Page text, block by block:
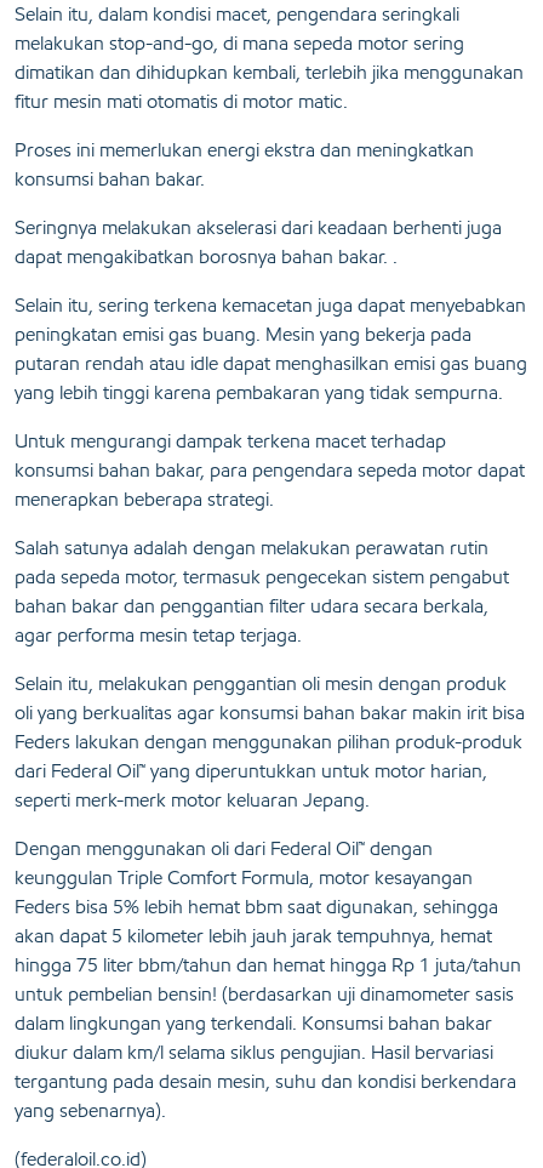
Selain itu, dalam kondisi macet, pengendara seringkali
melakukan stop-and-go, di mana sepeda motor sering
dimatikan dan dihidupkan kembali, terlebih jika menggunakan
fitur mesin mati otomatis di motor matic.
Proses ini memerlukan energi ekstra dan meningkatkan
konsumsi bahan bakar.
Seringnya melakukan akselerasi dari keadaan berhenti juga
dapat mengakibatkan borosnya bahan bakar. .
Selain itu, sering terkena kemacetan juga dapat menyebabkan
peningkatan emisi gas buang. Mesin yang bekerja pada
putaran rendah atau idle dapat menghasilkan emisi gas buang
yang lebih tinggi karena pembakaran yang tidak sempurna.
Untuk mengurangi dampak terkena macet terhadap
konsumsi bahan bakar, para pengendara sepeda motor dapat
menerapkan beberapa strategi.
Salah satunya adalah dengan melakukan perawatan rutin
pada sepeda motor, termasuk pengecekan sistem pengabut
bahan bakar dan penggantian filter udara secara berkala,
agar performa mesin tetap terjaga.
Selain itu, melakukan penggantian oli mesin dengan produk
oli yang berkualitas agar konsumsi bahan bakar makin irit bisa
Feders lakukan dengan menggunakan pilihan produk-produk
dari Federal Oil™ yang diperuntukkan untuk motor harian,
seperti merk-merk motor keluaran Jepang.
Dengan menggunakan oli dari Federal Oil™ dengan
keunggulan Triple Comfort Formula, motor kesayangan
Feders bisa 5% lebih hemat bbm saat digunakan, sehingga
akan dapat 5 kilometer lebih jauh jarak tempuhnya, hemat
hingga 75 liter bbm/tahun dan hemat hingga Rp 1 juta/tahun
untuk pembelian bensin! (berdasarkan uji dinamometer sasis
dalam lingkungan yang terkendali. Konsumsi bahan bakar
diukur dalam km/l selama siklus pengujian. Hasil bervariasi
tergantung pada desain mesin, suhu dan kondisi berkendara
yang sebenarnya).
(federaloil.co.id)